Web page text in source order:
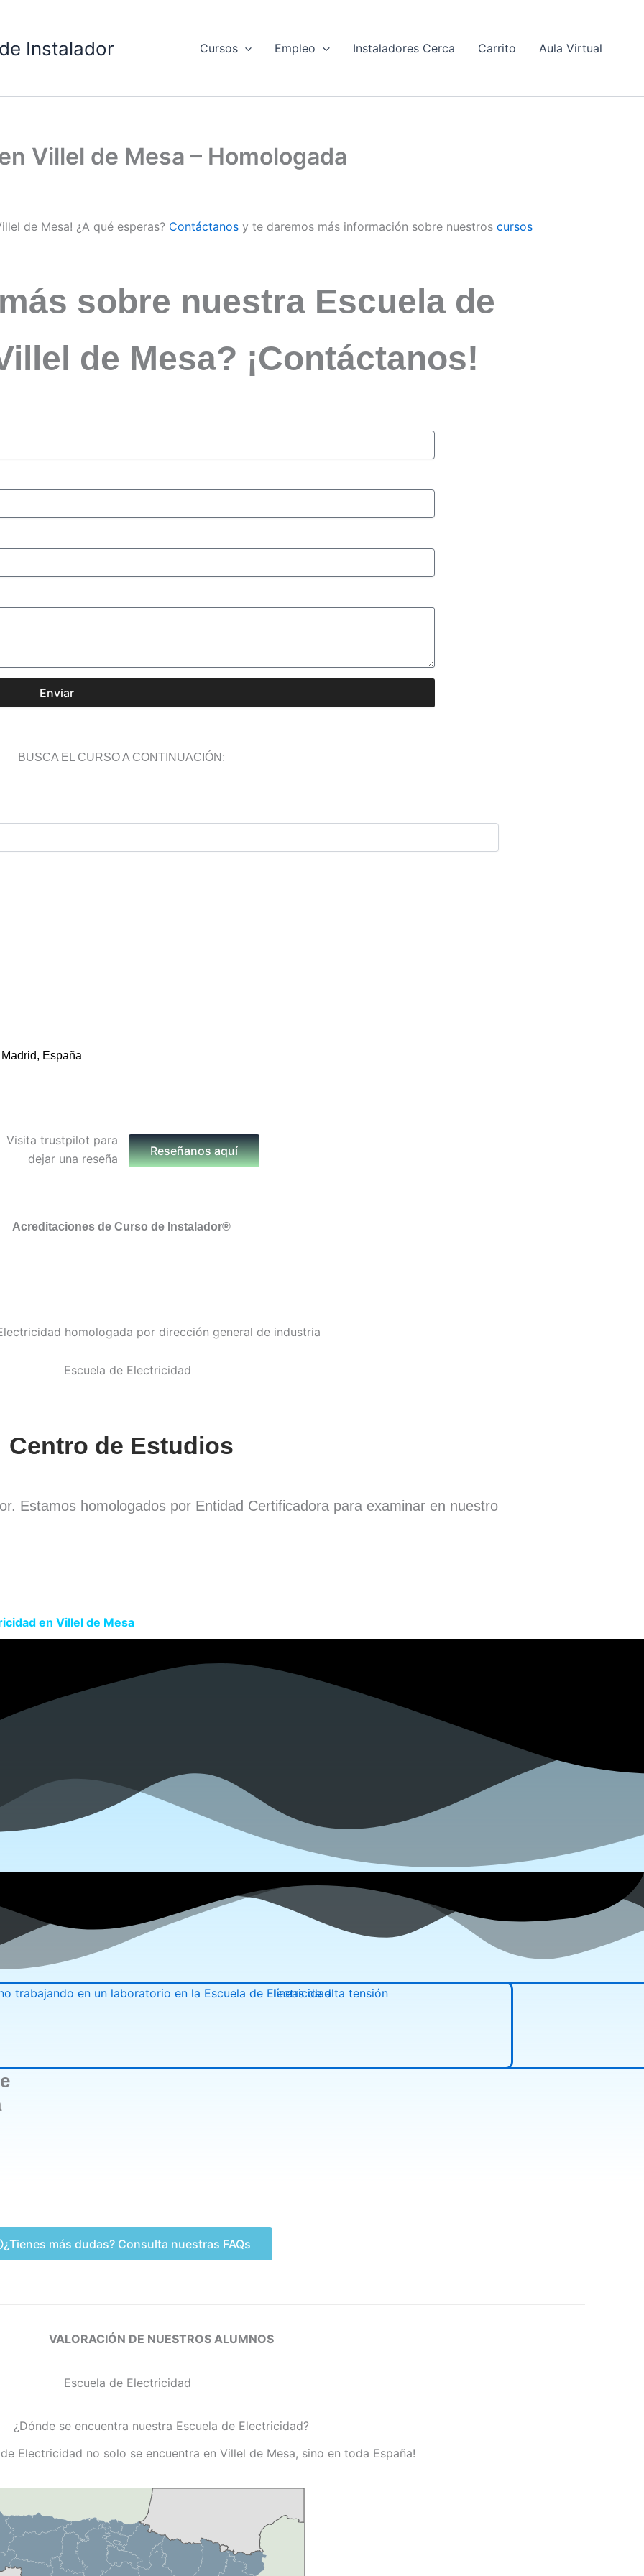
Instalador Cursos Empleo Instaladores Cerca Carrito Aula Virtual
Villel de Mesa – Homologada
de Mesa! ¿A qué esperas? Contáctanos y te daremos más información sobre nuestros cursos
sobre nuestra Escuela de
de Mesa? ¡Contáctanos!
Enviar
BUSCA EL CURSO A CONTINUACIÓN:
España
Reseñanos aquí
Acreditaciones de Curso de Instalador®
Centro de Estudios
Estamos homologados por Entidad Certificadora para examinar en nuestro
en Villel de Mesa
¿Tienes más dudas? Consulta nuestras FAQs
VALORACIÓN DE NUESTROS ALUMNOS
¿Dónde se encuentra nuestra Escuela de Electricidad?
de Electricidad no solo se encuentra en Villel de Mesa, sino en toda España!